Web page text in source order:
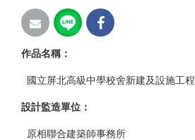
作品名稱：
國立屏北高級中學校舍新建及設施工程
設計監造單位：
原相聯合建築師事務所